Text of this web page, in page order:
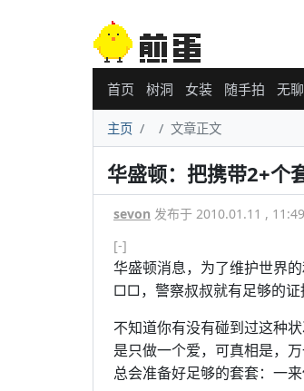
首页 树洞 女装 随手拍 无
主页 文章正文
华盛顿：把携带2+个
sevon 发布于 2010.01.11 , 11:49
[-]
华盛顿消息，为了维护世界
□□，警察叔叔就有足够的证
不知道你有没有碰到过这种
是只做一个爱，可真相是，
总会准备好足够的套套：一